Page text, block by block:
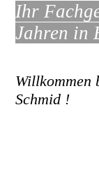
Ihr
Jahren in
Willkommen
Schmid !